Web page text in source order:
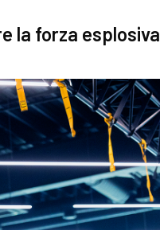
la forza esplosiva